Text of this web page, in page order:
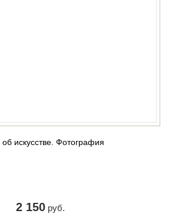
искусстве. Фотография
2 150руб.